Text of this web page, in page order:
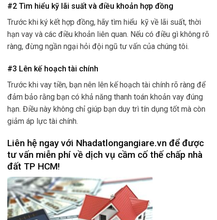
#2 Tìm hiểu kỹ lãi suất và điều khoản hợp đồng
Trước khi ký kết hợp đồng, hãy tìm hiểu kỹ về lãi suất, thời
hạn vay và các điều khoản liên quan. Nếu có điều gì không rõ
ràng, đừng ngần ngại hỏi đội ngũ tư vấn của chúng tôi.
#3 Lên kế hoạch tài chính
Trước khi vay tiền, bạn nên lên kế hoạch tài chính rõ ràng để
đảm bảo rằng bạn có khả năng thanh toán khoản vay đúng
hạn. Điều này không chỉ giúp bạn duy trì tín dụng tốt mà còn
giảm áp lực tài chính.
Liên hệ ngay với Nhadatlongangiare.vn để được
tư vấn miễn phí về dịch vụ cầm cố thế chấp nhà
đất TP HCM!